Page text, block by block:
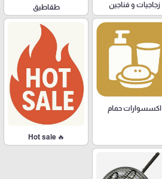
زجاجيات و فناجين طقاطيق
اكسسوارات حمام
🔥 Hot sale